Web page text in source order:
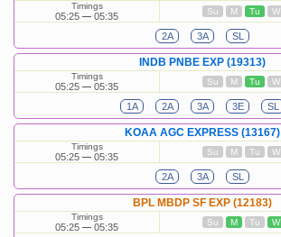
Timings
05:25 05:35 Su M Tu W
2A 3A SL
INDB PNBE EXP (19313)
Timings
05:25 05:35 Su M Tu W
1A 2A 3A 3E SL
KOAA AGC EXPRESS (13167)
Timings
05:25 05:35 Su M Tu W
2A 3A SL
BPL MBDP SF EXP (12183)
Timings
05:25 05:35 Su M Tu W